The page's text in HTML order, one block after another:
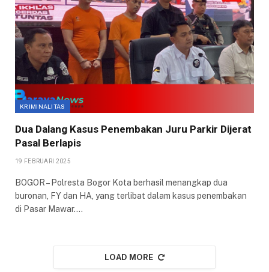
KRIMINALITAS
Dua Dalang Kasus Penembakan Juru Parkir Dijerat
Pasal Berlapis
19 FEBRUARI 2025
BOGOR – Polresta Bogor Kota berhasil menangkap dua
buronan, FY dan HA, yang terlibat dalam kasus penembakan
di Pasar Mawar.…
LOAD MORE